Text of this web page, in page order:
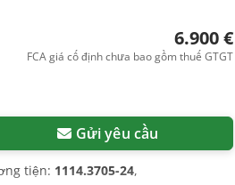
6.900 €
FCA giá cố định chưa bao gồm thuế GTGT
Gửi yêu cầu
tiện: 1114.3705-24,